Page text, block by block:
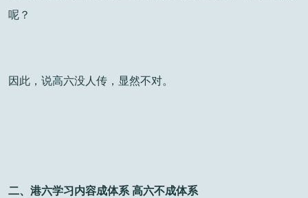
呢？
因此，说高六没人传，显然不对。
二、港六学习内容成体系 高六不成体系